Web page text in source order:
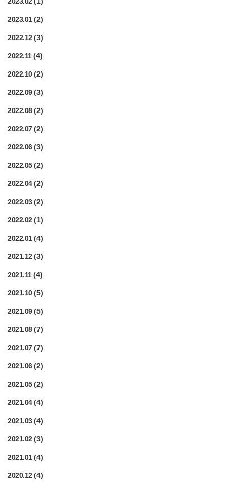
2023.01(2)
2022.12(3)
2022.11(4)
2022.10(2)
2022.09(3)
2022.08(2)
2022.07(2)
2022.06(3)
2022.05(2)
2022.04(2)
2022.03(2)
2022.02(1)
2022.01(4)
2021.12(3)
2021.11(4)
2021.10(5)
2021.09(5)
2021.08(7)
2021.07(7)
2021.06(2)
2021.05(2)
2021.04(4)
2021.03(4)
2021.02(3)
2021.01(4)
2020.12(4)